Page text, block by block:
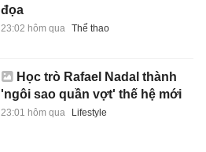
đọa
23:02 hôm qua Thể thao
Học trò Rafael Nadal thành
'ngôi sao quần vợt' thế hệ mới
23:01 hôm qua Lifestyle